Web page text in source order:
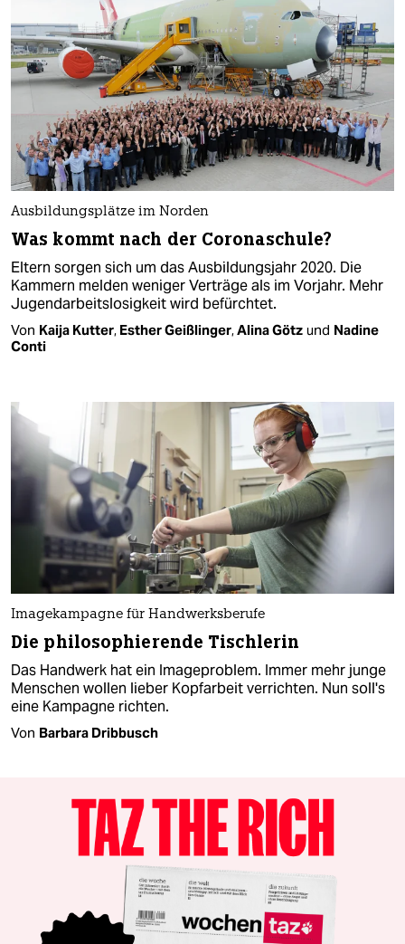
Ausbildungsplätze im Norden
Was kommt nach der Coronaschule?
Eltern sorgen sich um das Ausbildungsjahr 2020. Die
Kammern melden weniger Verträge als im Vorjahr. Mehr
Jugendarbeitslosigkeit wird befürchtet.
Von Kaija Kutter, Esther Geißlinger,Alina Götz und Nadine
Conti
Imagekampagne für Handwerksberufe
Die philosophierende Tischlerin
Das Handwerk hat ein Imageproblem. Immer mehr junge
Menschen wollen lieber Kopfarbeit verrichten. Nun soll's
eine Kampagne richten.
Von Barbara Dribbusch